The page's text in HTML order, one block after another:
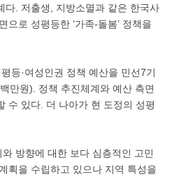
다. 저출생, 지방소멸과 같은 한국사
로 성평등한 ‘가족-돌봄’ 정책을
등·여성인권 정책 예산을 민선7기
만원). 정책 추진체계와 예산 측면
수 있다. 더 나아가 현 도정의 성평
방향에 대한 보다 심층적인 고민
획을 수립하고 있으나 지역 특성을